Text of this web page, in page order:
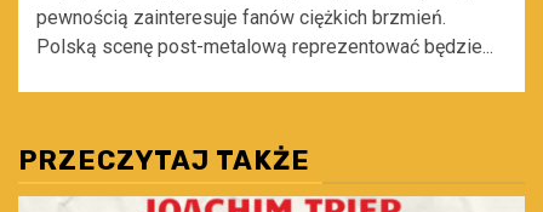
pewnością zainteresuje fanów ciężkich brzmień.
Polską scenę post-metalową reprezentować będzie...
PRZECZYTAJ TAKŻE